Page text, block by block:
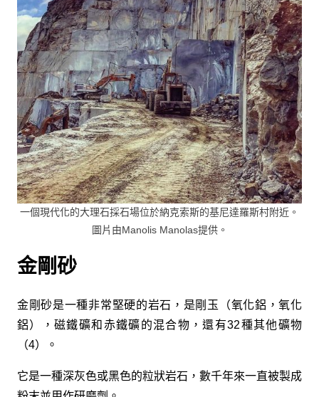
一個現代化的大理石採石場位於納克索斯的基尼達羅斯村附近。
圖片由Manolis Manolas提供。
金剛砂
金剛砂是一種非常堅硬的岩石，是剛玉（氧化鋁，氧化
鋁），磁鐵礦和赤鐵礦的混合物，還有32種其他礦物
（4）。
它是一種深灰色或黑色的粒狀岩石，數千年來一直被製成